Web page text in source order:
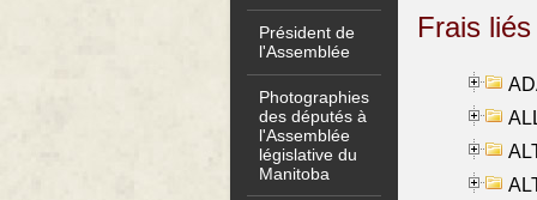
Président de
l'Assemblée
Photographies
des députés à
l'Assemblée
législative du
Manitoba
Frais